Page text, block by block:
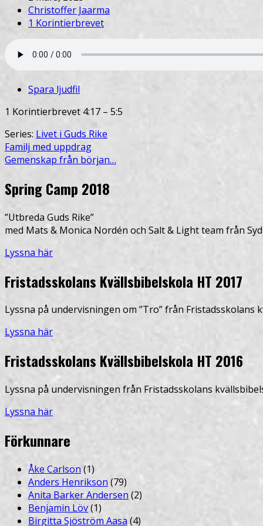
Christoffer Jaarma
1 Korintierbrevet
Spara ljudfil
1 Korintierbrevet 4:17 – 5:5
Series: Livet i Guds Rike
Familj med uppdrag
Gemenskap från början…
Spring Camp 2018
”Utbreda Guds Rike”
med Mats & Monica Nordén och Salt & Light team från
Lyssna här
Fristadsskolans Kvällsbibelskola HT 2017
Lyssna på undervisningen om ”Tro” från Fristadsskolans
Lyssna här
Fristadsskolans Kvällsbibelskola HT 2016
Lyssna på undervisningen från Fristadsskolans
Lyssna här
Förkunnare
Åke Carlson (1)
Anders Henrikson (79)
Anita Barker Andersen (2)
Benjamin Löv(1)
Birgitta Sjöström Aasa(4)